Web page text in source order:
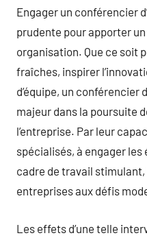
Engager un conférencier
prudente pour apporter
organisation. Que ce soit
fraîches, inspirer
d’équipe, un conférencier
majeur dans la poursuite
l’entreprise. Par leur
spécialisés, à engager
cadre de travail
entreprises aux défis
Les effets d’une telle